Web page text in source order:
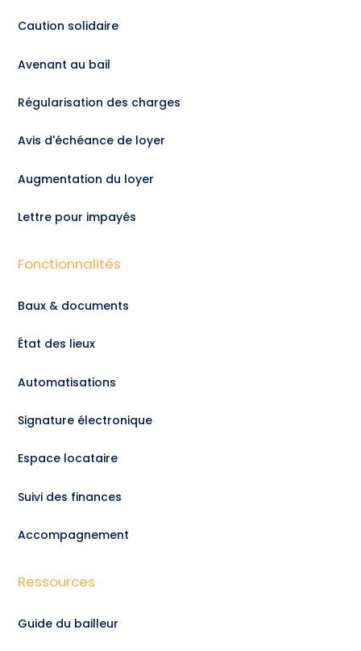
Caution solidaire
Avenant au bail
Régularisation des charges
Avis d'échéance de loyer
Augmentation du loyer
Lettre pour impayés
Fonctionnalités
Baux & documents
État des lieux
Automatisations
Signature électronique
Espace locataire
Suivi des finances
Accompagnement
Ressources
Guide du bailleur